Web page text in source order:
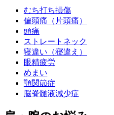
むち打ち損傷
偏頭痛（片頭痛）
頭痛
ストレートネック
寝違い（寝違え）
眼精疲労
めまい
顎関節症
脳脊髄液減少症